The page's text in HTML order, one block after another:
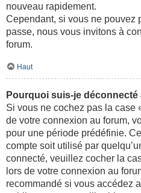
nouveau rapidement.
Cependant, si vous ne pouvez
passe, nous vous invitons à
forum.
Haut
Pourquoi suis-je
Si vous ne cochez pas la case
de votre connexion au forum,
pour une période prédéfinie.
compte soit utilisé par
connecté, veuillez cocher la
lors de votre connexion au
recommandé si vous accédez